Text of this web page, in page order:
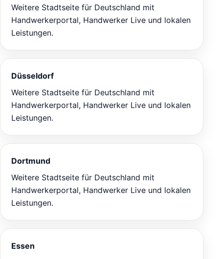
Weitere Stadtseite für Deutschland mit
Handwerkerportal, Handwerker Live und lokalen
Leistungen.
Düsseldorf
Weitere Stadtseite für Deutschland mit
Handwerkerportal, Handwerker Live und lokalen
Leistungen.
Dortmund
Weitere Stadtseite für Deutschland mit
Handwerkerportal, Handwerker Live und lokalen
Leistungen.
Essen